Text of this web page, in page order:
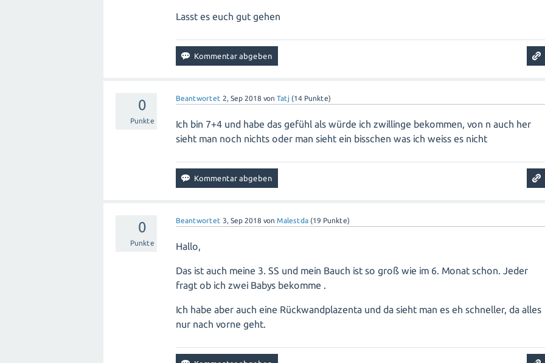
Lasst es euch gut gehen
0
Punkte
Beantwortet 2, Sep 2018 vonTatj (14 Punkte)
Ich bin 7+4 und habe das gefühl als würde ich zwillinge bekommen, von n auch her
sieht man noch nichts oder man sieht ein bisschen was ich weiss es nicht
0
Punkte
Beantwortet 3, Sep 2018 vonMalestda (19 Punkte)
Hallo,
Das ist auch meine 3. SS und mein Bauch ist so groß wie im 6. Monat schon. Jeder
fragt ob ich zwei Babys bekomme .
Ich habe aber auch eine Rückwandplazenta und da sieht man es eh schneller, da alles
nur nach vorne geht.